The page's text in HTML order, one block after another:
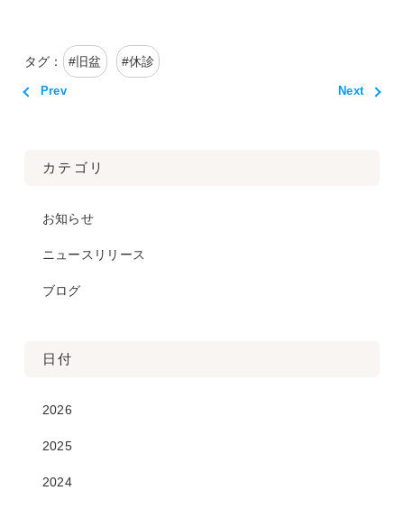
タグ： # 旧盆 #休診
Prev Next
カテゴリ
お知らせ
ニュースリリース
ブログ
日付
2026
2025
2024